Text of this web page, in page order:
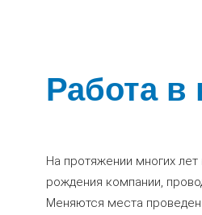
Работа в
На протяжении многих
рождения компании,
Меняются места